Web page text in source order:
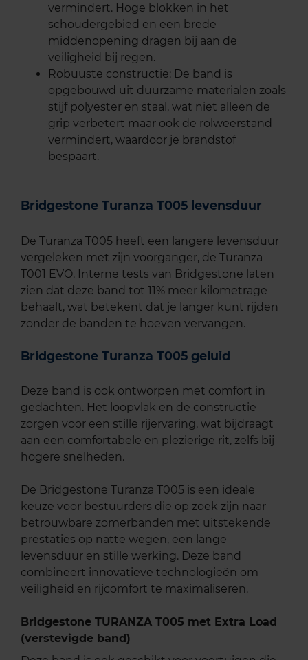
vermindert. Hoge blokken in het
schoudergebied en een brede
middenopening dragen bij aan de
veiligheid bij regen.
Robuuste constructie: De band is
opgebouwd uit duurzame materialen zoals
stijf polyester en staal, wat niet alleen de
grip verbetert maar ook de rolweerstand
vermindert, waardoor je brandstof
bespaart.
Bridgestone Turanza T005 levensduur
De Turanza T005 heeft een langere levensduur
vergeleken met zijn voorganger, de Turanza
T001 EVO. Interne tests van Bridgestone laten
zien dat deze band tot 11% meer kilometrage
behaalt, wat betekent dat je langer kunt rijden
zonder de banden te hoeven vervangen.
Bridgestone Turanza T005 geluid
Deze band is ook ontworpen met comfort in
gedachten. Het loopvlak en de constructie
zorgen voor een stille rijervaring, wat bijdraagt
aan een comfortabele en plezierige rit, zelfs bij
hogere snelheden.
De Bridgestone Turanza T005 is een ideale
keuze voor bestuurders die op zoek zijn naar
betrouwbare zomerbanden met uitstekende
prestaties op natte wegen, een lange
levensduur en stille werking. Deze band
combineert innovatieve technologieën om
veiligheid en rijcomfort te maximaliseren.
Bridgestone TURANZA T005 met Extra Load
(verstevigde band)